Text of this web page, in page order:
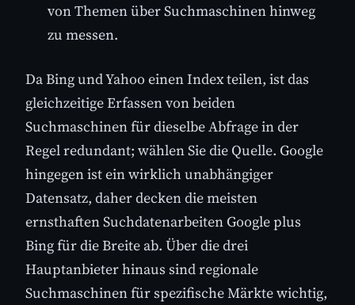
von Themen über Suchmaschinen hinweg
zu messen.
Da Bing und Yahoo einen Index teilen, ist das
gleichzeitige Erfassen von beiden
Suchmaschinen für dieselbe Abfrage in der
Regel redundant; wählen Sie die Quelle. Google
hingegen ist ein wirklich unabhängiger
Datensatz, daher decken die meisten
ernsthaften Suchdatenarbeiten Google plus
Bing für die Breite ab. Über die drei
Hauptanbieter hinaus sind regionale
Suchmaschinen für spezifische Märkte wichtig,